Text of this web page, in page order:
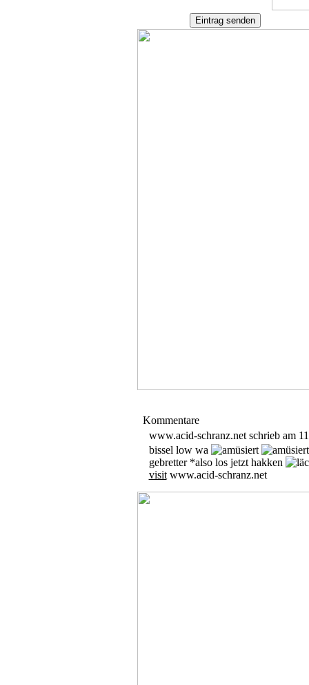
Kommentare
www.acid-schranz.net schrieb am
bissel low wa
gebretter *also los jetzt hakken
visitwww.acid-schranz.net